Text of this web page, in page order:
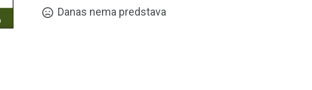
Danas nema predstava